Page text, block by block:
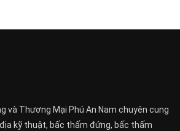
và Thương Mại Phú An Nam chuyên cung
kỹ thuật, bấc thấm đứng, bấc thấm